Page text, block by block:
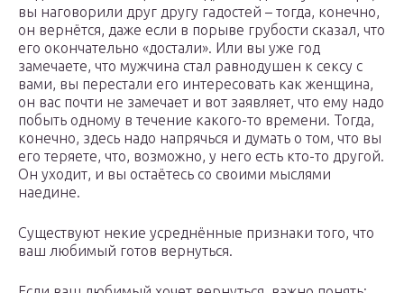
вы наговорили друг другу гадостей – тогда, конечно,
он вернётся, даже если в порыве грубости сказал, что
его окончательно «достали». Или вы уже год
замечаете, что мужчина стал равнодушен к сексу с
вами, вы перестали его интересовать как женщина,
он вас почти не замечает и вот заявляет, что ему надо
побыть одному в течение какого-то времени. Тогда,
конечно, здесь надо напрячься и думать о том, что вы
его теряете, что, возможно, у него есть кто-то другой.
Он уходит, и вы остаётесь со своими мыслями
наедине.
Существуют некие усреднённые признаки того, что
ваш любимый готов вернуться.